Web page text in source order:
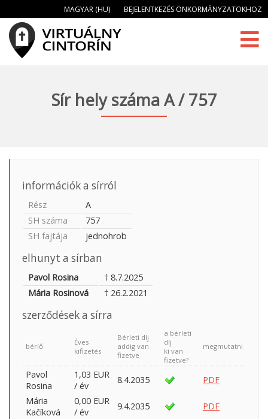
MAGYAR (HU) BEJELENTKEZÉS ÖNKORMÁNYZATOKHOZ
Sír hely száma A / 757
információk a sírról
Rész
A
SH száma
757
SH fajtája
jednohrob
elhunyt a sírban
Pavol Rosina
† 8.7.2025
Mária Rosinová
† 26.2.2021
szerződések a sírra
bérlő
Éves
kifizetés
Bérleti díj
addig van
fizetve
a bérleti
díj
ki van
fizetve?
megmutatni
Pavol
Rosina
1,03 EUR
/ év
8.4.2035
PDF
Mária
Kačíková
0,00 EUR
/ év
9.4.2035 PDF